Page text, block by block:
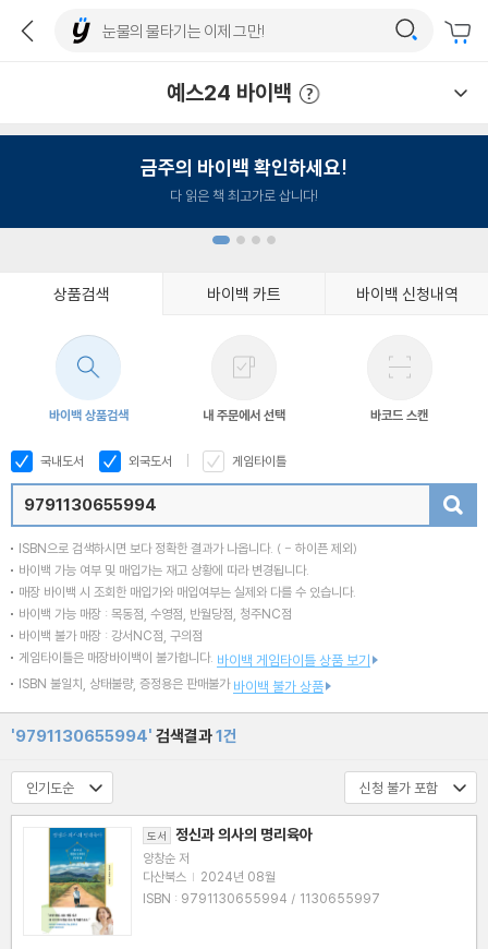
예스24 바이백
금주의 바이백 확인하세요!
다 읽은 책 최고가로 삽니다!
상품검색 바이백 카트 바이백 신청내역
바이백 상품검색 내 주문에서 선택 바코드 스캔
국내도서 외국도서 게임타이틀
ISBN으로 검색하시면 보다 정확한 결과가 나옵니다. ( - 하이픈 제외)
바이백 가능 여부 및 매입가는 재고 상황에 따라 변경됩니다.
매장 바이백 시 조회한 매입가와 매입여부는 실제와 다를 수 있습니다.
바이백 가능 매장 : 목동점, 수영점, 반월당점, 청주NC점
바이백 불가 매장 : 강서NC점, 구의점
게임타이틀은 매장바이백이 불가합니다. 바이백 게임타이틀 상품 보기
ISBN 불일치, 상태불량, 증정용은 판매불가 바이백 불가 상품
'9791130655994' 검색결과1건
도서 정신과 의사의 명리육아
양창순 저
다산북스 | 2024년 08월
ISBN : 9791130655994 / 1130655997